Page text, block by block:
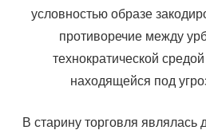
условностью образе
противоречие между
технократической
находящейся под
В старину торговля являлась